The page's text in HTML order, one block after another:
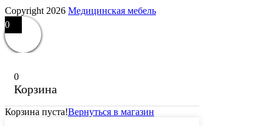
Copyright 2026 Медицинская мебель
0
0
Корзина
Корзина пуста!Вернуться в магазин